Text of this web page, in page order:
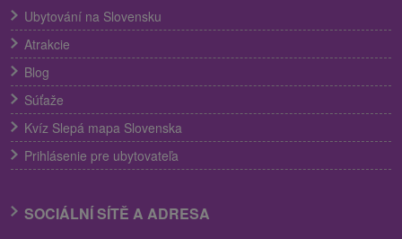
Ubytování na Slovensku
Atrakcie
Blog
Súťaže
Kvíz Slepá mapa Slovenska
Prihlásenie pre ubytovateľa
SOCIÁLNÍ SÍTĚ A ADRESA